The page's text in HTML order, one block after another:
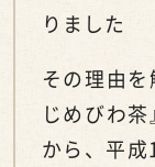
りました
その理由
じめびわ
から、平